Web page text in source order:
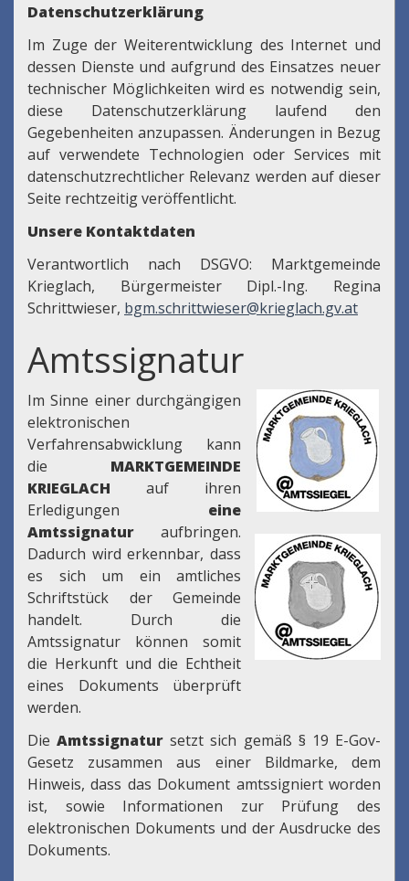
Datenschutzerklärung
Im Zuge der Weiterentwicklung des Internet und
dessen Dienste und aufgrund des Einsatzes neuer
technischer Möglichkeiten wird es notwendig sein,
diese Datenschutzerklärung laufend den
Gegebenheiten anzupassen. Änderungen in Bezug
auf verwendete Technologien oder Services mit
datenschutzrechtlicher Relevanz werden auf dieser
Seite rechtzeitig veröffentlicht.
Unsere Kontaktdaten
Verantwortlich nach DSGVO: Marktgemeinde
Krieglach, Bürgermeister Dipl.-Ing. Regina
Schrittwieser, bgm.schrittwieser@krieglach.gv.at
Amtssignatur
Im Sinne einer durchgängigen
elektronischen
Verfahrensabwicklung kann
die MARKTGEMEINDE
KRIEGLACH auf ihren
Erledigungen eine
Amtssignatur aufbringen.
Dadurch wird erkennbar, dass
es sich um ein amtliches
Schriftstück der Gemeinde
handelt. Durch die
Amtssignatur können somit
die Herkunft und die Echtheit
eines Dokuments überprüft
werden.
DieAmtssignatursetzt sich gemäß § 19 E-Gov-
Gesetz zusammen aus einer Bildmarke, dem
Hinweis, dass das Dokument amtssigniert worden
ist, sowie Informationen zur Prüfung des
elektronischen Dokuments und der Ausdrucke des
Dokuments.